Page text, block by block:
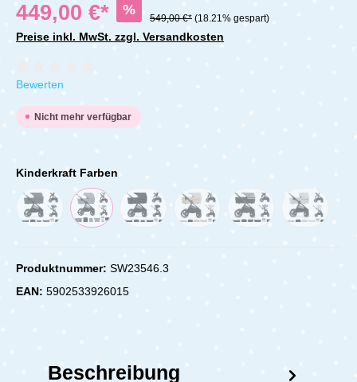
449,00 €* %
549,00 €* (18.21% gespart)
Preise inkl. MwSt. zzgl. Versandkosten
Durchschnittliche Bewertung von 0 von 5 Sternen
Bewerten
Nicht mehr verfügbar
Kinderkraft Farben
Produktnummer: SW23546.3
EAN: 5902533926015
Beschreibung